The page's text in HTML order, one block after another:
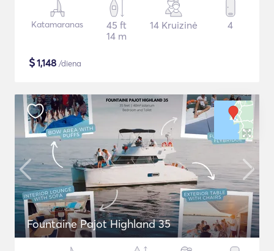
Katamaranas
45 ft
14 m
14 Kruizinė 4
$1,148 /diena
Fountaine Pajot Highland 35